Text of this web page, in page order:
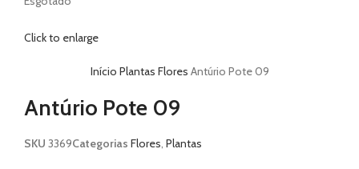
Click to enlarge
Início Plantas Flores Antúrio Pote 09
Antúrio Pote 09
SKU 3369Categorias Flores Plantas